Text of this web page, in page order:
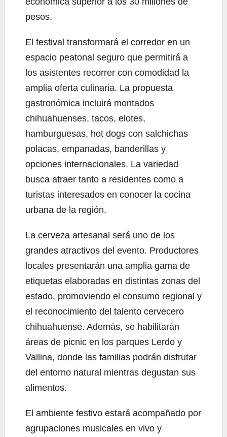
pesos.
El festival transformará el corredor en un
espacio peatonal seguro que permitirá a
los asistentes recorrer con comodidad la
amplia oferta culinaria. La propuesta
gastronómica incluirá montados
chihuahuenses, tacos, elotes,
hamburguesas, hot dogs con salchichas
polacas, empanadas, banderillas y
opciones internacionales. La variedad
busca atraer tanto a residentes como a
turistas interesados en conocer la cocina
urbana de la región.
La cerveza artesanal será uno de los
grandes atractivos del evento. Productores
locales presentarán una amplia gama de
etiquetas elaboradas en distintas zonas del
estado, promoviendo el consumo regional y
el reconocimiento del talento cervecero
chihuahuense. Además, se habilitarán
áreas de picnic en los parques Lerdo y
Vallina, donde las familias podrán disfrutar
del entorno natural mientras degustan sus
alimentos.
El ambiente festivo estará acompañado por
agrupaciones musicales en vivo y